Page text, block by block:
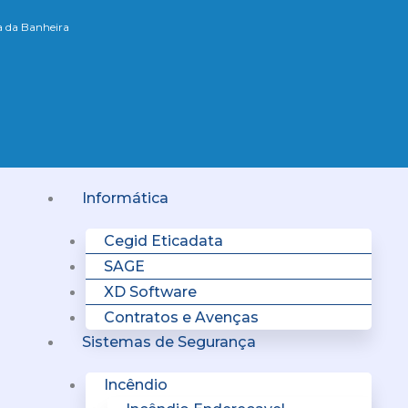
da Banheira
Informática
Cegid Eticadata
SAGE
XD Software
Contratos e Avenças
Sistemas de Segurança
Incêndio
Menu